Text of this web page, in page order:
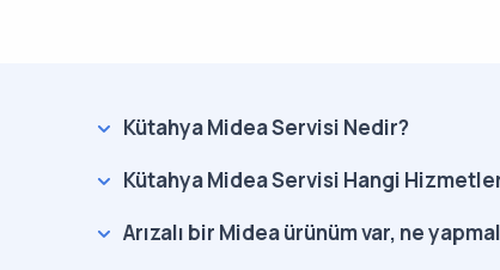
Kütahya Midea Servisi Nedir?
Kütahya Midea Servisi Hangi
Arızalı bir Midea ürünüm var, ne